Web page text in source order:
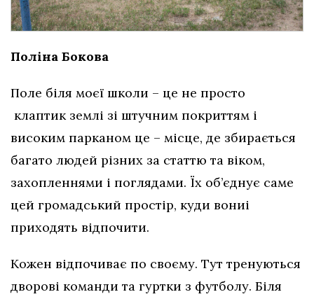
Поліна Бокова
Поле біля моєї школи – це не просто
клаптик землі зі штучним покриттям і
високим парканом це – місце, де збирається
багато людей різних за статтю та віком,
захопленнями і поглядами. Їх об’єднує саме
цей громадський простір, куди вониі
приходять відпочити.
Кожен відпочиває по своєму. Тут тренуються
дворові команди та гуртки з футболу. Біля